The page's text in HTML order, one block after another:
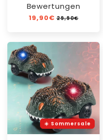
Bewertungen
Normaler
19,90€ Verkaufspreis
29,90€
☀️ Sommersale